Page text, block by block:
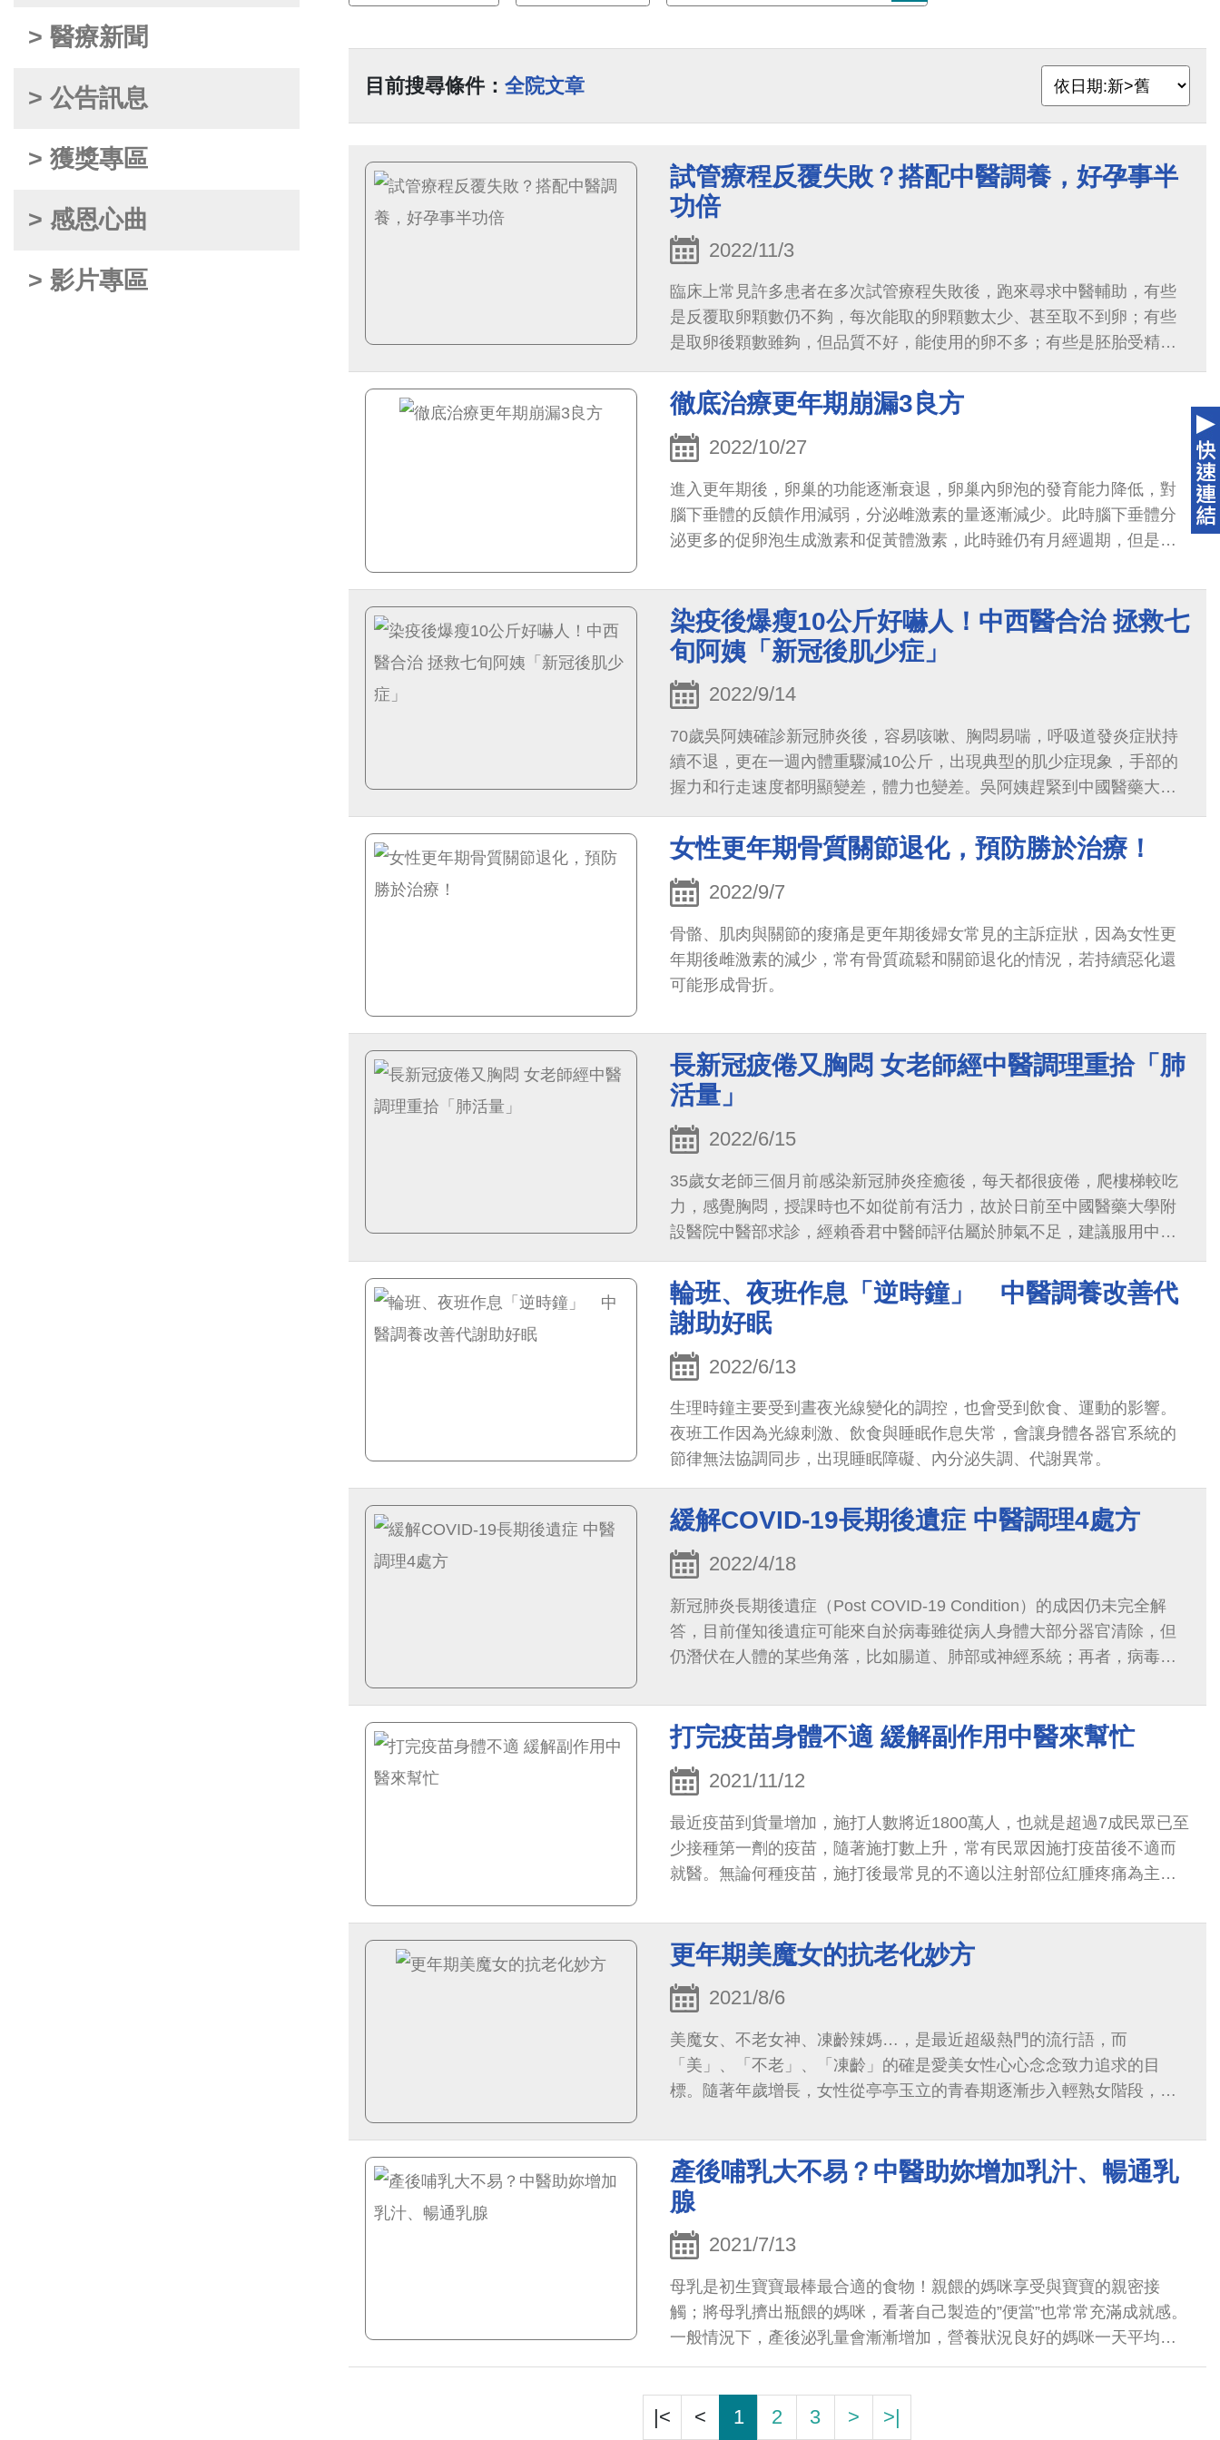
> 醫療新聞
> 公告訊息
> 獲獎專區
> 感恩心曲
> 影片專區
目前搜尋條件： 全院文章
試管療程反覆失敗？搭配中醫調養，好孕事半
功倍
2022/11/3
臨床上常見許多患者在多次試管療程失敗後，跑來尋求中醫輔助，有些
是反覆取卵顆數仍不夠，每次能取的卵顆數太少、甚至取不到卵；有些
是取卵後顆數雖夠，但品質不好，能使用的卵不多；有些是胚胎受精
後，碎片或型態不佳，影響著床機率；有些胚胎品質雖好...
徹底治療更年期崩漏3良方
2022/10/27
進入更年期後，卵巢的功能逐漸衰退，卵巢內卵泡的發育能力降低，對
腦下垂體的反饋作用減弱，分泌雌激素的量逐漸減少。此時腦下垂體分
泌更多的促卵泡生成激素和促黃體激素，此時雖仍有月經週期，但是無
染疫後爆瘦10公斤好嚇人！中西醫合治 拯救七
旬阿姨「新冠後肌少症」
2022/9/14
70歲吳阿姨確診新冠肺炎後，容易咳嗽、胸悶易喘，呼吸道發炎症狀持
續不退，更在一週內體重驟減10公斤，出現典型的肌少症現象，手部的
握力和行走速度都明顯變差，體力也變差。吳阿姨趕緊到中國醫藥大學
附設醫院中西醫結合科門診尋求治療後，吳阿姨不僅咳嗽解除，呼吸道
發炎症狀緩解，流失的肌力也逐漸回復。
女性更年期骨質關節退化，預防勝於治療！
2022/9/7
骨骼、肌肉與關節的痠痛是更年期後婦女常見的主訴症狀，因為女性更
年期後雌激素的減少，常有骨質疏鬆和關節退化的情況，若持續惡化還
可能形成骨折。
長新冠疲倦又胸悶 女老師經中醫調理重拾「肺
活量」
2022/6/15
35歲女老師三個月前感染新冠肺炎痊癒後，每天都很疲倦，爬樓梯較吃
力，感覺胸悶，授課時也不如從前有活力，故於日前至中國醫藥大學附
設醫院中醫部求診，經賴香君中醫師評估屬於肺氣不足，建議服用中藥
輪班、夜班作息「逆時鐘」 中醫調養改善代
謝助好眠
2022/6/13
生理時鐘主要受到晝夜光線變化的調控，也會受到飲食、運動的影響。
夜班工作因為光線刺激、飲食與睡眠作息失常，會讓身體各器官系統的
節律無法協調同步，出現睡眠障礙、內分泌失調、代謝異常。
緩解COVID-19長期後遺症 中醫調理4處方
2022/4/18
新冠肺炎長期後遺症（Post COVID-19 Condition）的成因仍未完全解
答，目前僅知後遺症可能來自於病毒雖從病人身體大部分器官清除，但
仍潛伏在人體的某些角落，比如腸道、肺部或神經系統；再者，病毒肆
打完疫苗身體不適 緩解副作用中醫來幫忙
2021/11/12
最近疫苗到貨量增加，施打人數將近1800萬人，也就是超過7成民眾已至
少接種第一劑的疫苗，隨著施打數上升，常有民眾因施打疫苗後不適而
就醫。無論何種疫苗，施打後最常見的不適以注射部位紅腫疼痛為主，
患者的免疫系統經疫苗刺激後，產生的紊亂較難自行恢復，而需要另外
的醫療協助
更年期美魔女的抗老化妙方
2021/8/6
美魔女、不老女神、凍齡辣媽…，是最近超級熱門的流行語，而
「美」、「不老」、「凍齡」的確是愛美女性心心念念致力追求的目
標。隨著年歲增長，女性從亭亭玉立的青春期逐漸步入輕熟女階段，再
產後哺乳大不易？中醫助妳增加乳汁、暢通乳
腺
2021/7/13
母乳是初生寶寶最棒最合適的食物！親餵的媽咪享受與寶寶的親密接
觸；將母乳擠出瓶餵的媽咪，看著自己製造的”便當”也常常充滿成就感。
一般情況下，產後泌乳量會漸漸增加，營養狀況良好的媽咪一天平均可
泌乳600~1000ml。
|< < 1 2 3 > >|